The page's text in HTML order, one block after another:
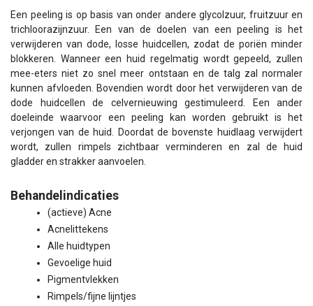
Een peeling is op basis van onder andere glycolzuur, fruitzuur en
trichloorazijnzuur. Een van de doelen van een peeling is het
verwijderen van dode, losse huidcellen, zodat de poriën minder
blokkeren. Wanneer een huid regelmatig wordt gepeeld, zullen
mee-eters niet zo snel meer ontstaan en de talg zal normaler
kunnen afvloeden. Bovendien wordt door het verwijderen van de
dode huidcellen de celvernieuwing gestimuleerd. Een ander
doeleinde waarvoor een peeling kan worden gebruikt is het
verjongen van de huid. Doordat de bovenste huidlaag verwijdert
wordt, zullen rimpels zichtbaar verminderen en zal de huid
gladder en strakker aanvoelen.
Behandelindicaties
(actieve) Acne
Acnelittekens
Alle huidtypen
Gevoelige huid
Pigmentvlekken
Rimpels/fijne lijntjes